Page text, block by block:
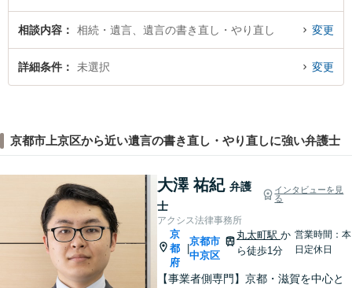
相談内容 相続・遺言、遺言の書き直し・やり直し 変更
詳細条件 未選択 変更
京都市上京区から近い遺言の書き直し・やり直しに強い弁護士
大澤 祐紀 弁護
士
インタビューを見
る
アクシス法律事務所
京
都
府
|
京都市
中京区
丸太町駅か
ら徒歩1分
営業時間：本
日定休日
【事業者側専門】京都・滋賀を中心と